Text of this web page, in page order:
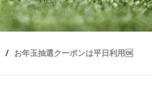
お年玉抽選クーポンは平日利用🆗